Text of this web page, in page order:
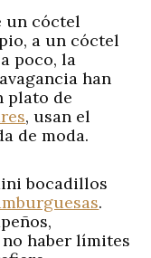
un cóctel
a un cóctel
poco, la
han
plato de
, usan el
de moda.
bocadillos
.
haber límites